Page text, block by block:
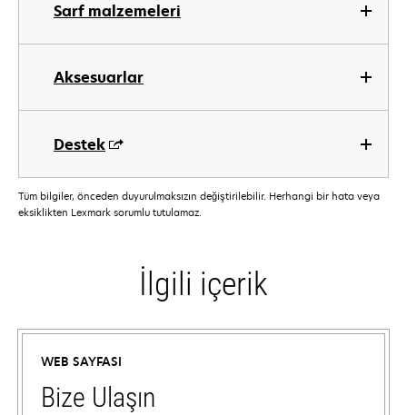
Sarf malzemeleri
Aksesuarlar
Destek
Tüm bilgiler, önceden duyurulmaksızın değiştirilebilir. Herhangi bir hata veya
eksiklikten Lexmark sorumlu tutulamaz.
İlgili içerik
WEB SAYFASI
Bize Ulaşın